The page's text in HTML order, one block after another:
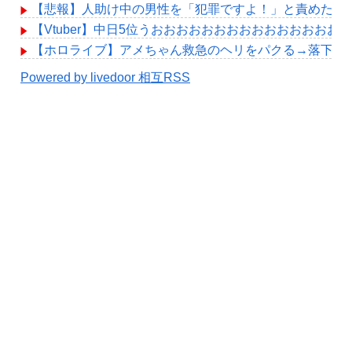
【悲報】人助け中の男性を「犯罪ですよ！」と責めた
【Vtuber】中日5位うおおおおおおおおおおおおおおお
【ホロライブ】アメちゃん救急のヘリをパクる→落下【
Powered by livedoor 相互RSS